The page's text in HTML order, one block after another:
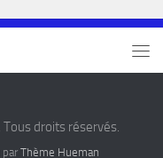
droits réservés.
Thème Hueman